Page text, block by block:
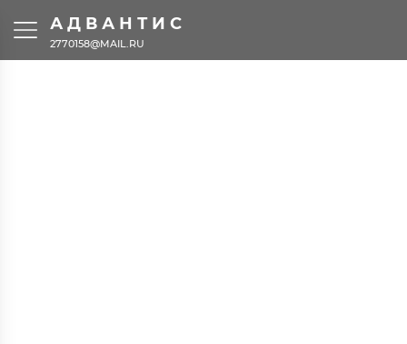
АДВАНТИС
2770158@MAIL.RU